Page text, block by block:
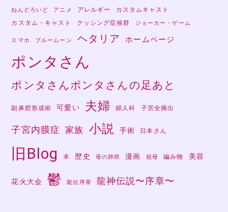
ねんどろいど アニメ アレルギー
カスタムキャスト
カスタム・キャスト
クッシング症候群 ジョーカー・ゲーム
スマホ ブルームーン ヘタリア ホームページ
ポンタさん
ポンタさんポンタさんの足あと
副鼻腔形成術 可愛い 夫婦 婦人科 子宮全摘出
子宮内膜症 家族 小説 手術 日本さん
旧Blog 本 歴史 母の肺癌 漫画 祖母 編み物 美容
花火大会 鬱 龍伝序章 龍神伝説〜序章〜